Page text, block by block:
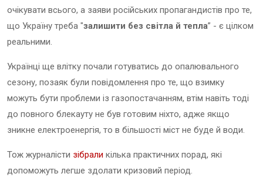
очікувати всього, а заяви російських пропагандистів про те,
що Україну треба "залишити без світла й тепла” - є цілком
реальними.
Українці ще влітку почали готуватись до опалювального
сезону, позаяк були повідомлення про те, що взимку
можуть бути проблеми із газопостачанням, втім навіть тоді
до повного блекауту не був готовим ніхто, адже якщо
зникне електроенергія, то в більшості міст не буде й води.
Тож журналісти зібрали кілька практичних порад, які
допоможуть легше здолати кризовий період.